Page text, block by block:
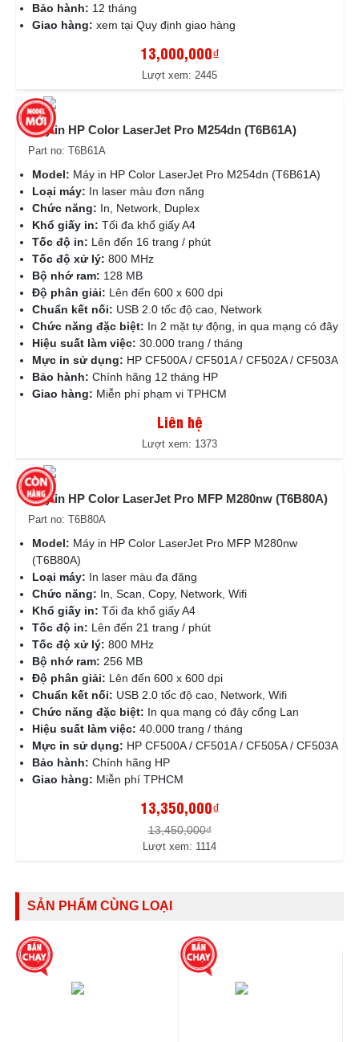
Bảo hành: 12 tháng
Giao hàng: xem tại Quy định giao hàng
13,000,000₫
Lượt xem: 2445
Máy in HP Color LaserJet Pro M254dn (T6B61A)
Part no: T6B61A
Model: Máy in HP Color LaserJet Pro M254dn (T6B61A)
Loại máy: In laser màu đơn năng
Chức năng: In, Network, Duplex
Khổ giấy in: Tối đa khổ giấy A4
Tốc độ in: Lên đến 16 trang / phút
Tốc độ xử lý: 800 MHz
Bộ nhớ ram: 128 MB
Độ phân giải: Lên đến 600 x 600 dpi
Chuẩn kết nối: USB 2.0 tốc độ cao, Network
Chức năng đặc biệt: In 2 mặt tự động, in qua mạng có đây
Hiệu suất làm việc: 30.000 trang / tháng
Mực in sử dụng: HP CF500A / CF501A / CF502A / CF503A
Bảo hành: Chính hãng 12 tháng HP
Giao hàng: Miễn phí phạm vi TPHCM
Liên hệ
Lượt xem: 1373
Máy in HP Color LaserJet Pro MFP M280nw (T6B80A)
Part no: T6B80A
Model: Máy in HP Color LaserJet Pro MFP M280nw
(T6B80A)
Loại máy: In laser màu đa đăng
Chức năng: In, Scan, Copy, Network, Wifi
Khổ giấy in: Tối đa khổ giấy A4
Tốc độ in: Lên đến 21 trang / phút
Tốc độ xử lý: 800 MHz
Bộ nhớ ram: 256 MB
Độ phân giải: Lên đến 600 x 600 dpi
Chuẩn kết nối: USB 2.0 tốc độ cao, Network, Wifi
Chức năng đặc biệt: In qua mạng có đây cổng Lan
Hiệu suất làm việc: 40.000 trang / tháng
Mực in sử dụng: HP CF500A / CF501A / CF505A / CF503A
Bảo hành: Chính hãng HP
Giao hàng: Miễn phí TPHCM
13,350,000₫
13,450,000₫
Lượt xem: 1114
SẢN PHẨM CÙNG LOẠI